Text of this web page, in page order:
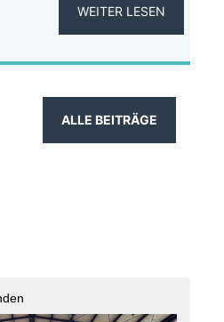
WEITER LESEN
ALLE BEITRÄGE